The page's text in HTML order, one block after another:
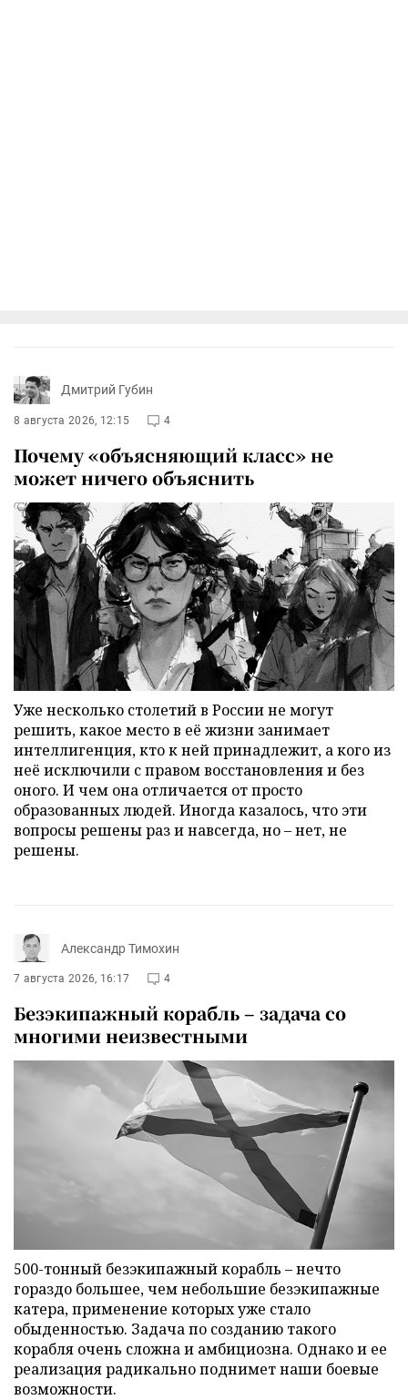
Дмитрий Губин
8 августа 2026, 12:15 4
Почему «объясняющий класс» не
может ничего объяснить
Уже несколько столетий в России не могут
решить, какое место в её жизни занимает
интеллигенция, кто к ней принадлежит, а кого из
неё исключили с правом восстановления и без
оного. И чем она отличается от просто
образованных людей. Иногда казалось, что эти
вопросы решены раз и навсегда, но – нет, не
решены.
Александр Тимохин
7 августа 2026, 16:17 4
Безэкипажный корабль – задача со
многими неизвестными
500-тонный безэкипажный корабль – нечто
гораздо большее, чем небольшие безэкипажные
катера, применение которых уже стало
обыденностью. Задача по созданию такого
корабля очень сложна и амбициозна. Однако и ее
реализация радикально поднимет наши боевые
возможности.